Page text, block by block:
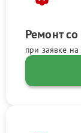
Ремонт
при заявке на